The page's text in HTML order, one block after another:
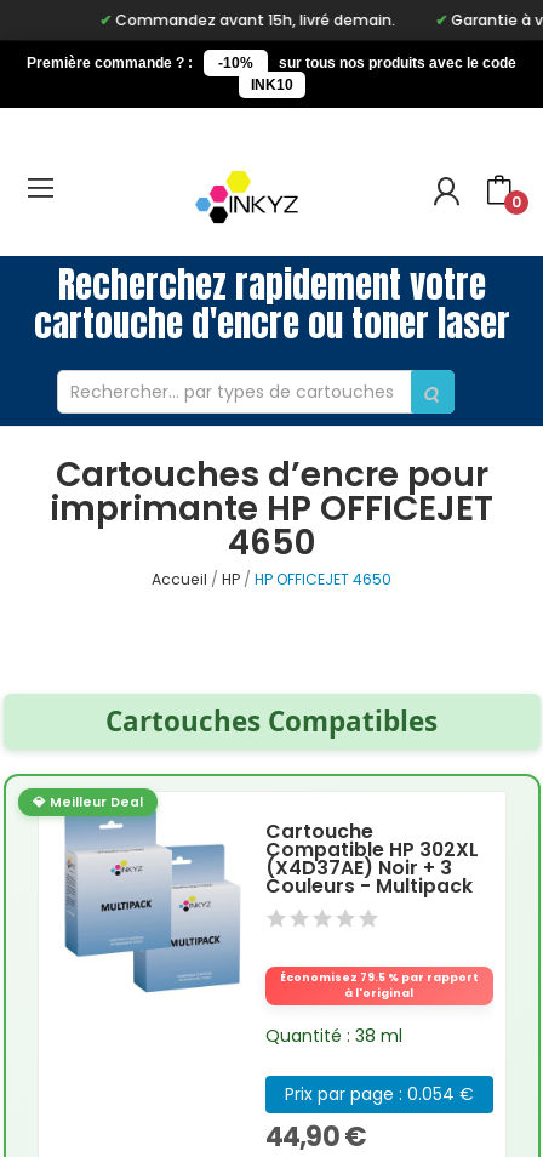
Commandez avant 15h, livré demain. Garantie à vie
Première commande ? : -10%
sur tous nos produits avec le code
INK10
0
Recherchez rapidement votre
cartouche d'encre ou toner laser
Cartouches d’encre pour
imprimante HP OFFICEJET
4650
Accueil HP HP OFFICEJET 4650
Cartouches Compatibles
💎 Meilleur Deal
Cartouche
Compatible HP 302XL
(X4D37AE) Noir + 3
Couleurs - Multipack
Économisez 79.5 % par rapport
à l'original
Quantité : 38 ml
Prix par page : 0.054 €
44,90 €